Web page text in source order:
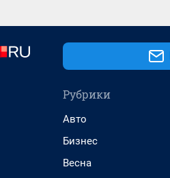
Рубрики
Авто
Бизнес
Весна